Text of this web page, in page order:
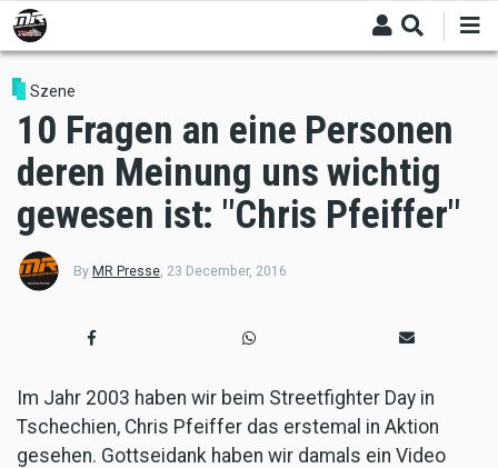
Skip
to
main
content
Szene
10 Fragen an eine Personen
deren Meinung uns wichtig
gewesen ist: "Chris Pfeiffer"
By MR Presse, 23 December, 2016
Im Jahr 2003 haben wir beim Streetfighter Day in
Tschechien, Chris Pfeiffer das erstemal in Aktion
gesehen. Gottseidank haben wir damals ein Video